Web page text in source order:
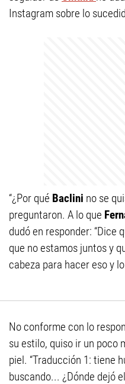
Instagram sobre lo
“¿Por qué Baclini no se
preguntaron. A lo que
dudó en responder: “Dice
que no estamos juntos y
cabeza para hacer eso y lo
No conforme con lo
su estilo, quiso ir un poco
piel. “Traducción 1: tiene
buscando... ¿Dónde dejó